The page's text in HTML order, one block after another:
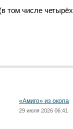
том числе
«Амиго» из окопа
29 июля 2026 06:41